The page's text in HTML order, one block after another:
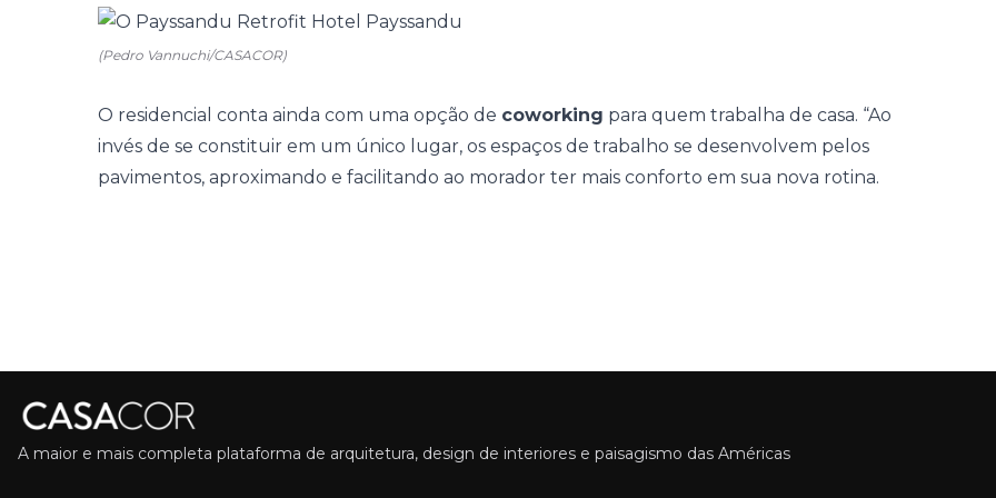
(Pedro Vannuchi/CASACOR)
O residencial conta ainda com uma opção de coworking para quem trabalha de casa. “Ao
invés de se constituir em um único lugar, os espaços de trabalho se desenvolvem pelos
pavimentos, aproximando e facilitando ao morador ter mais conforto em sua nova rotina.
A maior e mais completa plataforma de arquitetura, design de interiores e paisagismo das Américas